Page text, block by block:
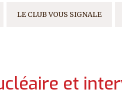
LE CLUB VOUS SIGNALE
et